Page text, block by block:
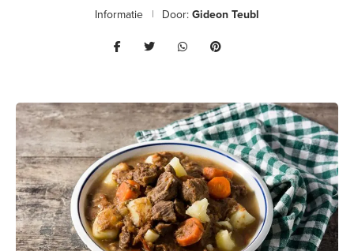
Informatie Door:Gideon Teubl